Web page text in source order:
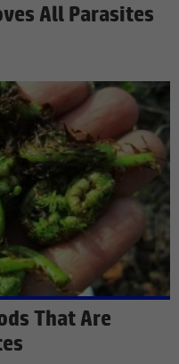
All Parasites
That Are